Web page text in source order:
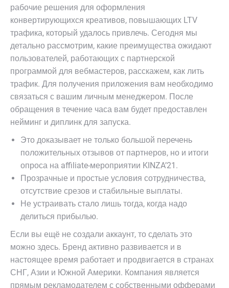
рабочие решения для оформления
конвертирующихся креативов, повышающих LTV
трафика, который удалось привлечь. Сегодня мы
детально рассмотрим, какие преимущества ожидают
пользователей, работающих с партнерской
программой для вебмастеров, расскажем, как лить
трафик. Для получения приложения вам необходимо
связаться с вашим личным менеджером. После
обращения в течение часа вам будет предоставлен
нейминг и диплинк для запуска.
Это доказывает не только большой перечень
положительных отзывов от партнеров, но и итоги
опроса на affiliate-мероприятии KINZA’21.
Прозрачные и простые условия сотрудничества,
отсутствие срезов и стабильные выплаты.
Не устраивать стало лишь тогда, когда надо
делиться прибылью.
Если вы ещё не создали аккаунт, то сделать это
можно здесь. Бренд активно развивается и в
настоящее время работает и продвигается в странах
СНГ, Азии и Южной Америки. Компания является
прямым рекламодателем с собственными офферами